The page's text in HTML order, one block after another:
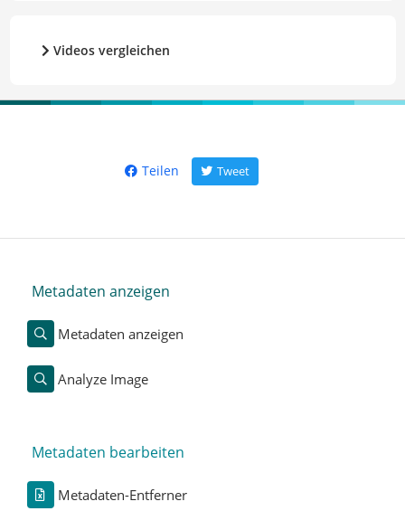
Videos vergleichen
Teilen Tweet
Metadaten anzeigen
Metadaten anzeigen
Analyze Image
Metadaten bearbeiten
Metadaten-Entferner